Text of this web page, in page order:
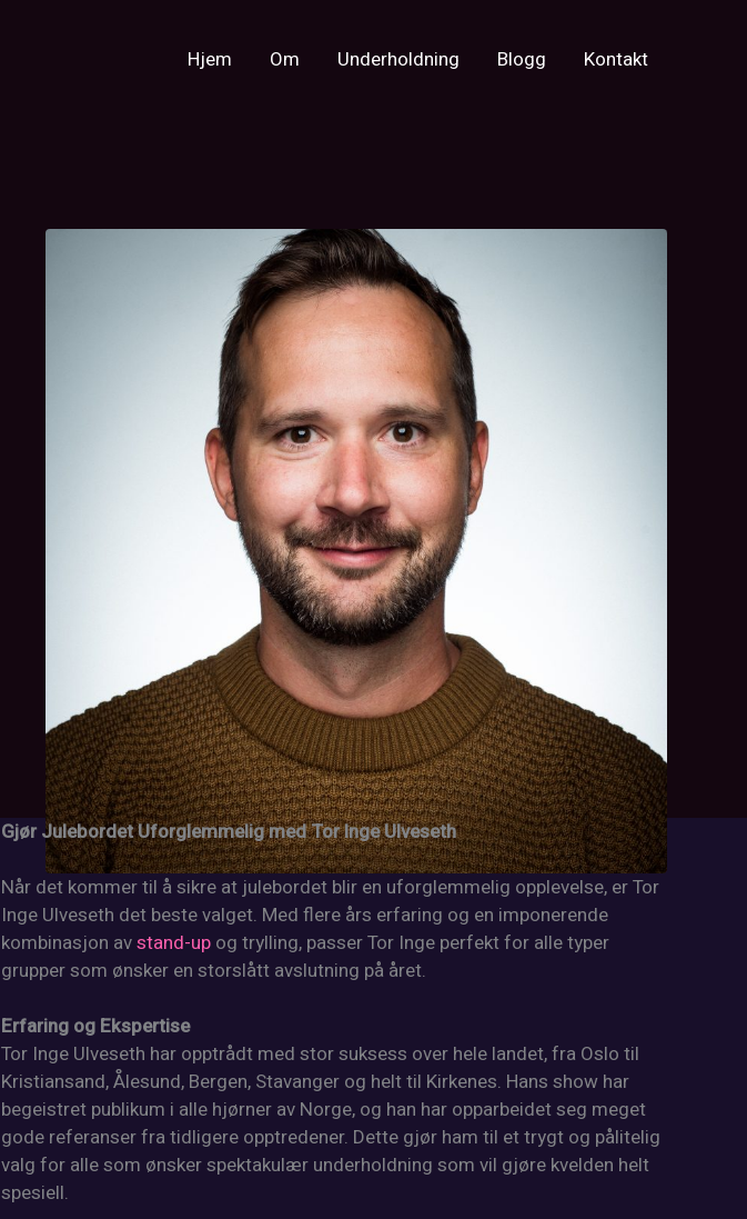
Hjem Om Underholdning Blogg Kontakt
Gjør Julebordet Uforglemmelig med Tor Inge Ulveseth
Når det kommer til å sikre at julebordet blir en uforglemmelig opplevelse, er Tor
Inge Ulveseth det beste valget. Med flere års erfaring og en imponerende
kombinasjon avstand-up og trylling, passer Tor Inge perfekt for alle typer
grupper som ønsker en storslått avslutning på året.
Erfaring og Ekspertise
Tor Inge Ulveseth har opptrådt med stor suksess over hele landet, fra Oslo til
Kristiansand, Ålesund, Bergen, Stavanger og helt til Kirkenes. Hans show har
begeistret publikum i alle hjørner av Norge, og han har opparbeidet seg meget
gode referanser fra tidligere opptredener. Dette gjør ham til et trygt og pålitelig
valg for alle som ønsker spektakulær underholdning som vil gjøre kvelden helt
spesiell.